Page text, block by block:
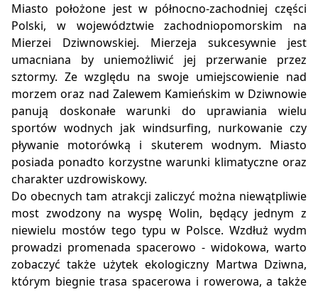
Miasto położone jest w północno-zachodniej części
Polski, w województwie zachodniopomorskim na
Mierzei Dziwnowskiej. Mierzeja sukcesywnie jest
umacniana by uniemożliwić jej przerwanie przez
sztormy. Ze względu na swoje umiejscowienie nad
morzem oraz nad Zalewem Kamieńskim w Dziwnowie
panują doskonałe warunki do uprawiania wielu
sportów wodnych jak windsurfing, nurkowanie czy
pływanie motorówką i skuterem wodnym. Miasto
posiada ponadto korzystne warunki klimatyczne oraz
charakter uzdrowiskowy.
Do obecnych tam atrakcji zaliczyć można niewątpliwie
most zwodzony na wyspę Wolin, będący jednym z
niewielu mostów tego typu w Polsce. Wzdłuż wydm
prowadzi promenada spacerowo - widokowa, warto
zobaczyć także użytek ekologiczny Martwa Dziwna,
którym biegnie trasa spacerowa i rowerowa, a także